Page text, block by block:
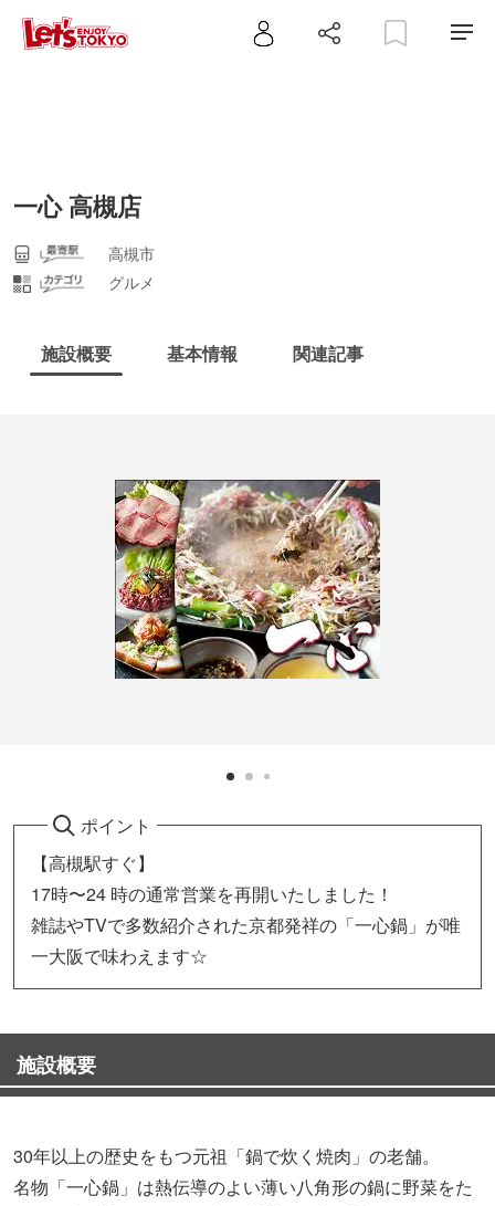
一心 高槻店
高槻市
グルメ
施設概要 基本情報 関連記事
ポイント
【高槻駅すぐ】
17時〜24 時の通常営業を再開いたしました！
雑誌やTVで多数紹介された京都発祥の「一心鍋」が唯
一大阪で味わえます☆
施設概要
30年以上の歴史をもつ元祖「鍋で炊く焼肉」の老舗。
名物「一心鍋」は熱伝導のよい薄い八角形の鍋に野菜をた